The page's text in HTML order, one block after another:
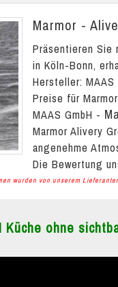
Marmor -
Präsentieren Sie
in Köln-Bonn,
Hersteller: MAAS
Preise für
MAAS GmbH -
Marmor Alivery
angenehme
Die Bewertung
wurden von unserem
ohne